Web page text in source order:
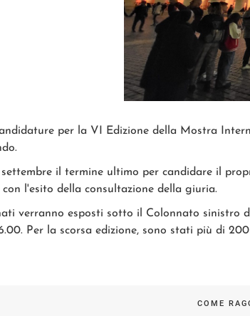
per la VI Edizione della Mostra
il termine ultimo per candidare il
l'esito della consultazione della giuria.
verranno esposti sotto il Colonnato
Per la scorsa edizione, sono stati più di
COME